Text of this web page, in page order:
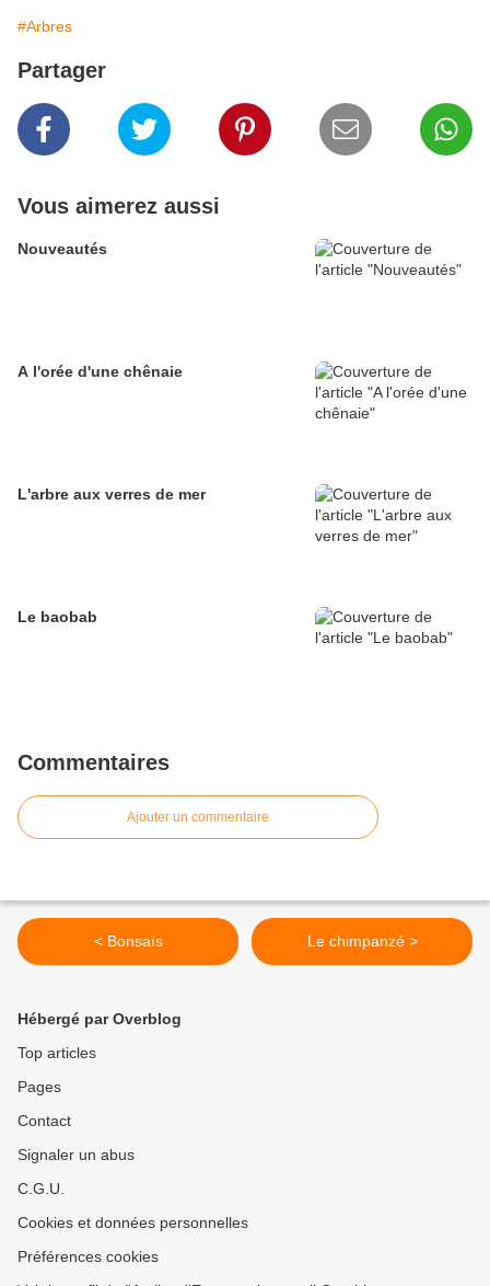
#Arbres
Partager
Vous aimerez aussi
Nouveautés
A l'orée d'une chênaie
L'arbre aux verres de mer
Le baobab
Commentaires
Ajouter un commentaire
< Bonsaïs Le chimpanzé >
Hébergé par Overblog
Top articles
Pages
Contact
Signaler un abus
C.G.U.
Cookies et données personnelles
Préférences cookies